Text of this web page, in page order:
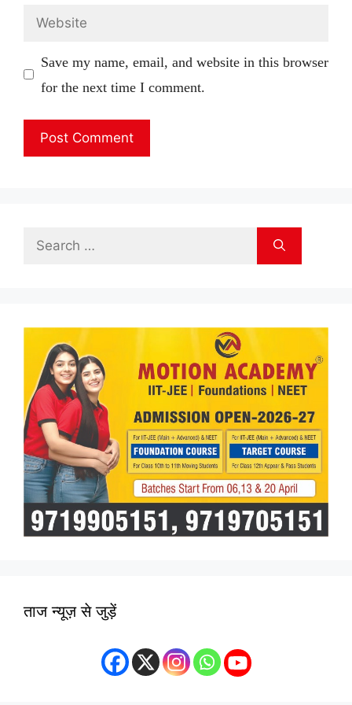
Website
Save my name, email, and website in this browser
for the next time I comment.
Search
ताज न्यूज़ से जुड़ें